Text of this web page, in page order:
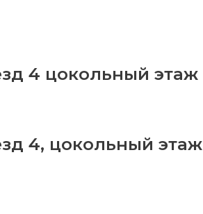
4 цокольный этаж
4, цокольный этаж